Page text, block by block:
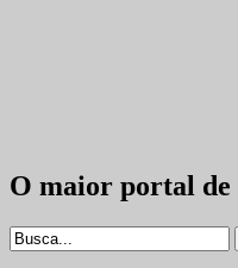
O maior portal de